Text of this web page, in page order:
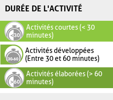
DURÉE DE L'ACTIVITÉ
Activités courtes (< 30
minutes)
Activités développées
(Entre 30 et 60 minutes)
Activités élaborées (> 60
minutes)